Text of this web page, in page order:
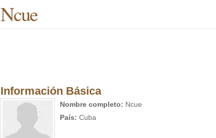
Ncue
Información Básica
Nombre completo: Ncue
País: Cuba